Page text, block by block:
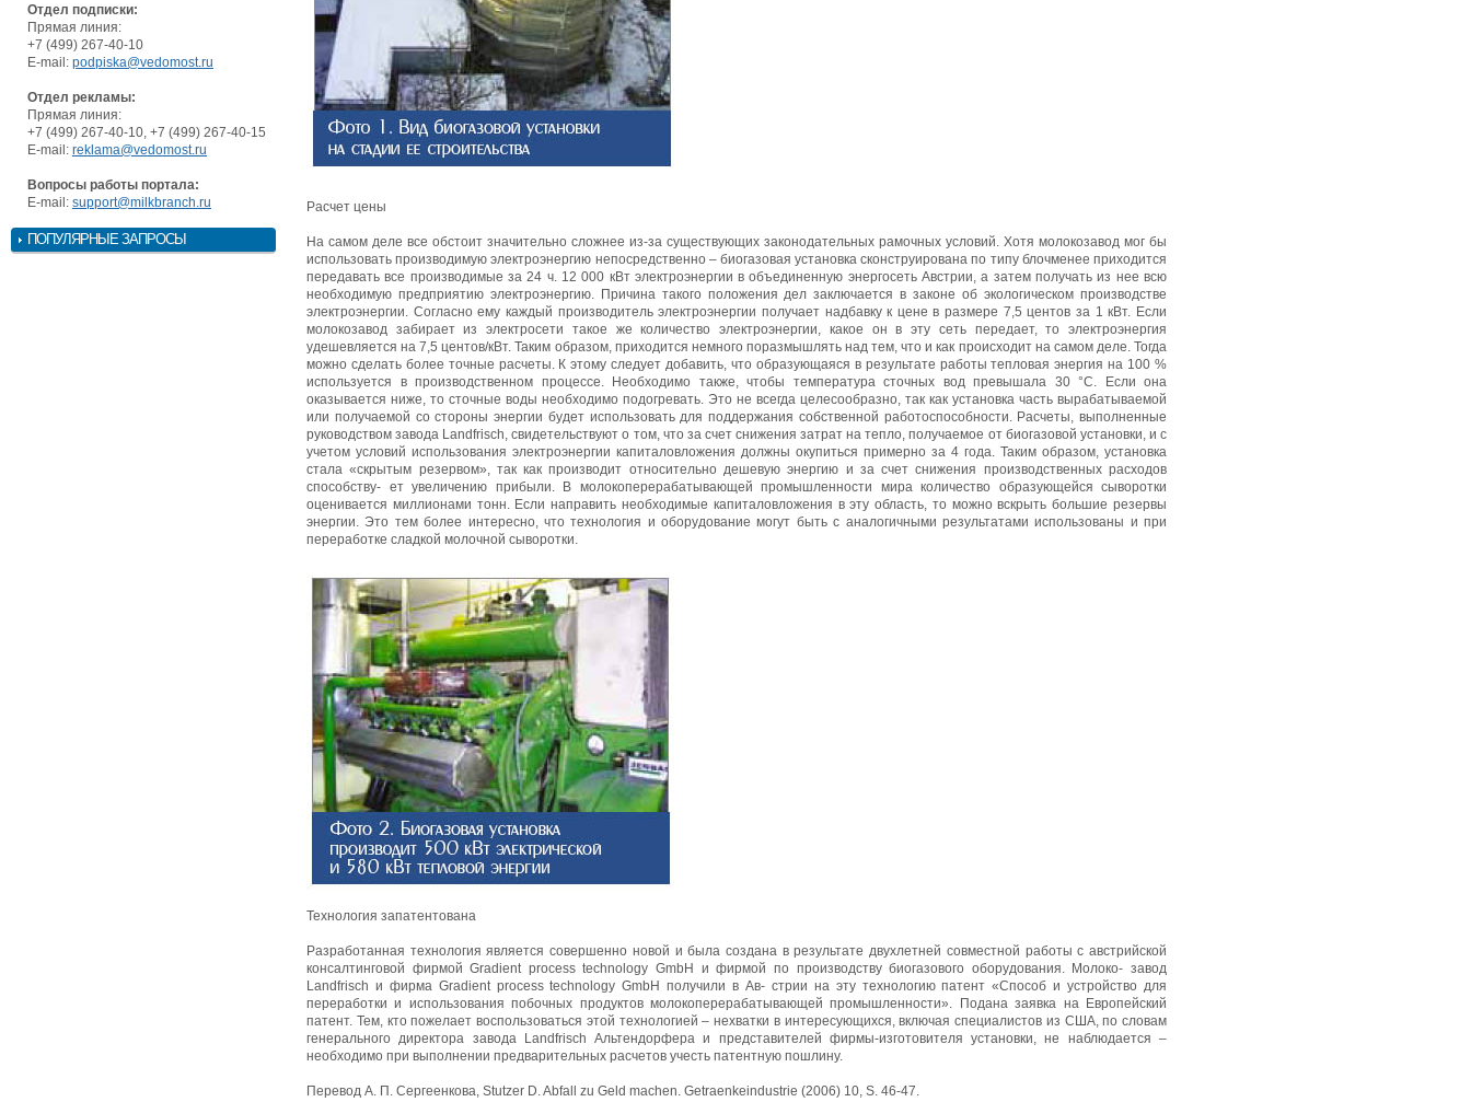
Отдел подписки:
Прямая линия:
+7 (499) 267-40-10
E-mail: podpiska@vedomost.ru
Отдел рекламы:
Прямая линия:
+7 (499) 267-40-10, +7 (499) 267-40-15
E-mail: reklama@vedomost.ru
Вопросы работы портала:
E-mail: support@milkbranch.ru
ПОПУЛЯРНЫЕ ЗАПРОСЫ
Расчет цены
На самом деле все обстоит значительно сложнее из-за существующих законодательных рамочных условий. Хотя молокозавод мог бы
использовать производимую электроэнергию непосредственно – биогазовая установка сконструирована по типу блочменее приходится
передавать все производимые за 24 ч. 12 000 кВт электроэнергии в объединенную энергосеть Австрии, а затем получать из нее всю
необходимую предприятию электроэнергию. Причина такого положения дел заключается в законе об экологическом производстве
электроэнергии. Согласно ему каждый производитель электроэнергии получает надбавку к цене в размере 7,5 центов за 1 кВт. Если
молокозавод забирает из электросети такое же количество электроэнергии, какое он в эту сеть передает, то электроэнергия
удешевляется на 7,5 центов/кВт. Таким образом, приходится немного поразмышлять над тем, что и как происходит на самом деле. Тогда
можно сделать более точные расчеты. К этому следует добавить, что образующаяся в результате работы тепловая энергия на 100 %
используется в производственном процессе. Необходимо также, чтобы температура сточных вод превышала 30 °C. Если она
оказывается ниже, то сточные воды необходимо подогревать. Это не всегда целесообразно, так как установка часть вырабатываемой
или получаемой со стороны энергии будет использовать для поддержания собственной работоспособности. Расчеты, выполненные
руководством завода Landfrisch, свидетельствуют о том, что за счет снижения затрат на тепло, получаемое от биогазовой установки, и с
учетом условий использования электроэнергии капиталовложения должны окупиться примерно за 4 года. Таким образом, установка
стала «скрытым резервом», так как производит относительно дешевую энергию и за счет снижения производственных расходов
способству- ет увеличению прибыли. В молокоперерабатывающей промышленности мира количество образующейся сыворотки
оценивается миллионами тонн. Если направить необходимые капиталовложения в эту область, то можно вскрыть большие резервы
энергии. Это тем более интересно, что технология и оборудование могут быть с аналогичными результатами использованы и при
переработке сладкой молочной сыворотки.
Технология запатентована
Разработанная технология является совершенно новой и была создана в результате двухлетней совместной работы с австрийской
консалтинговой фирмой Gradient process technology GmbH и фирмой по производству биогазового оборудования. Молоко- завод
Landfrisch и фирма Gradient process technology GmbH получили в Ав- стрии на эту технологию патент «Способ и устройство для
переработки и использования побочных продуктов молокоперерабатывающей промышленности». Подана заявка на Европейский
патент. Тем, кто пожелает воспользоваться этой технологией – нехватки в интересующихся, включая специалистов из США, по словам
генерального директора завода Landfrisch Альтендорфера и представителей фирмы-изготовителя установки, не наблюдается –
необходимо при выполнении предварительных расчетов учесть патентную пошлину.
Перевод А. П. Сергеенкова, Stutzer D. Abfall zu Geld machen. Getraenkeindustrie (2006) 10, S. 46-47.